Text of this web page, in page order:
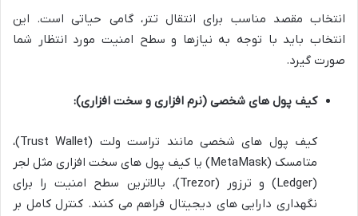
انتخاب مقصد مناسب برای انتقال تتر، گامی حیاتی است. این
انتخاب باید با توجه به نیازها و سطح امنیت مورد انتظار شما
صورت گیرد.
کیف پول های شخصی (نرم افزاری و سخت افزاری):
کیف پول های شخصی مانند تراست ولت (Trust Wallet)،
متامسک (MetaMask) یا کیف پول های سخت افزاری مثل لجر
(Ledger) و ترزور (Trezor)، بالاترین سطح امنیت را برای
نگهداری دارایی های دیجیتال فراهم می کنند. کنترل کامل بر